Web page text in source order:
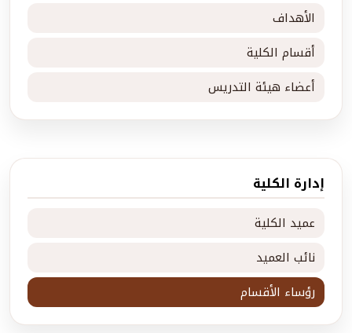
الأهداف
أقسام الكلية
أعضاء هيئة التدريس
إدارة الكلية
عميد الكلية
نائب العميد
رؤساء الأقسام